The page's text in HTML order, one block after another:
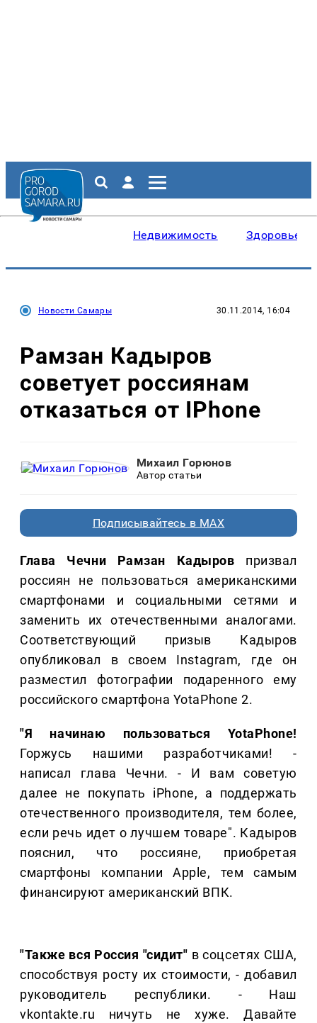
Недвижимость Здоровье
Новости Самары 30.11.2014, 16:04
Рамзан Кадыров
советует россиянам
отказаться от IPhone
Михаил Горюнов
Автор статьи
Подписывайтесь в MAX
Глава Чечни Рамзан Кадыров призвал
россиян не пользоваться американскими
смартфонами и социальными сетями и
заменить их отечественными аналогами.
Соответствующий призыв Кадыров
опубликовал в своем Instagram, где он
разместил фотографии подаренного ему
российского смартфона YotaPhone 2.
"Я начинаю пользоваться YotaPhone!
Горжусь нашими разработчиками! -
написал глава Чечни. - И вам советую
далее не покупать iPhone, а поддержать
отечественного производителя, тем более,
если речь идет о лучшем товаре". Кадыров
пояснил, что россияне, приобретая
смартфоны компании Apple, тем самым
финансируют американский ВПК.
"Также вся Россия "сидит" в соцсетях США,
способствуя росту их стоимости, - добавил
руководитель республики. - Наш
vkontakte.ru ничуть не хуже. Давайте